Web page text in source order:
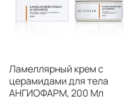
Ламеллярный крем с
церамидами для тела
АНГИОФАРМ, 200 Мл